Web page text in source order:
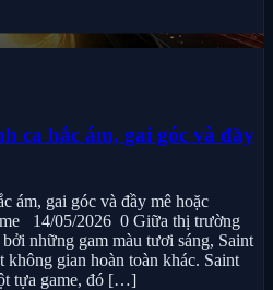
ca hắc ám, gai góc và đầy
ám, gai góc và đầy mê hoặc
14/05/2026 0 Giữa thị trường
những gam màu tươi sáng, Saint
gian hoàn toàn khác. Saint
tựa game, đó […]